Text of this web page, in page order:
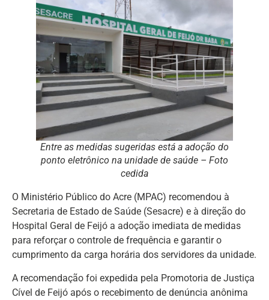
Entre as medidas sugeridas está a adoção do
ponto eletrônico na unidade de saúde – Foto
cedida
O Ministério Público do Acre (MPAC) recomendou à
Secretaria de Estado de Saúde (Sesacre) e à direção do
Hospital Geral de Feijó a adoção imediata de medidas
para reforçar o controle de frequência e garantir o
cumprimento da carga horária dos servidores da unidade.
A recomendação foi expedida pela Promotoria de Justiça
Cível de Feijó após o recebimento de denúncia anônima